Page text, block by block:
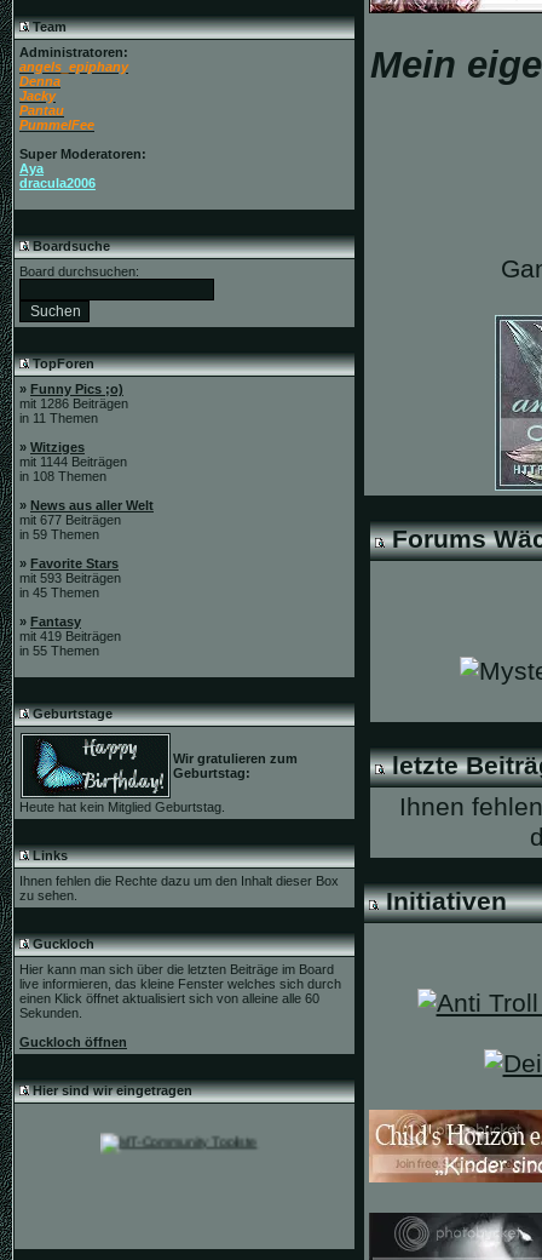
Team
Administratoren:
angels_epiphany
Denna
Jacky
Pantau
PummelFee
Super Moderatoren:
Aya
dracula2006
Boardsuche
Board durchsuchen:
TopForen
» Funny Pics ;o)
mit 1286 Beiträgen
in 11 Themen
» Witziges
mit 1144 Beiträgen
in 108 Themen
» News aus aller Welt
mit 677 Beiträgen
in 59 Themen
» Favorite Stars
mit 593 Beiträgen
in 45 Themen
» Fantasy
mit 419 Beiträgen
in 55 Themen
Geburtstage
Wir gratulieren zum
Geburtstag:
Heute hat kein Mitglied Geburtstag.
Links
Ihnen fehlen die Rechte dazu um den Inhalt dieser Box
zu sehen.
Guckloch
Hier kann man sich über die letzten Beiträge im Board
live informieren, das kleine Fenster welches sich durch
einen Klick öffnet aktualisiert sich von alleine alle 60
Sekunden.
Guckloch öffnen
Hier sind wir eingetragen
Mein
Forums
letzte
Ihnen
Initiativen